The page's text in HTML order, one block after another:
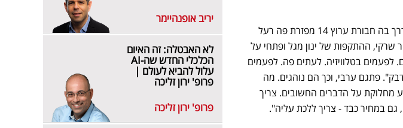
איל כתב בפוסט מעמיק נגד ערוץ 14 כך: "קורה משהו מעניין, אגב הדרך בה חבורת ערוץ 14 מפזרת פה רעל
הסיפור בפוסט של יאיר שרקי, ההתקפות של ינון מגל ופתחי על
לפעמים בטלוויזיה. לעתים פה. לפעמים
פתגם ערבי, וכך הם נוהגים. מה
14, וכולל קוראיי) אין כרגע מחלוקת על הדברים החשובים. צריך
במחיר כבד - צריך ללכת עליה".
יריב אופנהיימר
לא האבטלה: זה האיום
הכלכלי החדש שה-AI
עלול להביא לעולם |
פרופ' ירון זליכה
פרופ' ירון זליכה